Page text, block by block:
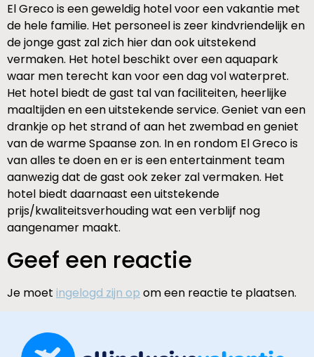
El Greco is een geweldig hotel voor een vakantie met
de hele familie. Het personeel is zeer kindvriendelijk en
de jonge gast zal zich hier dan ook uitstekend
vermaken. Het hotel beschikt over een aquapark
waar men terecht kan voor een dag vol waterpret.
Het hotel biedt de gast tal van faciliteiten, heerlijke
maaltijden en een uitstekende service. Geniet van een
drankje op het strand of aan het zwembad en geniet
van de warme Spaanse zon. In en rondom El Greco is
van alles te doen en er is een entertainment team
aanwezig dat de gast ook zeker zal vermaken. Het
hotel biedt daarnaast een uitstekende
prijs/kwaliteitsverhouding wat een verblijf nog
aangenamer maakt.
Geef een reactie
Je moet ingelogd zijn op om een reactie te plaatsen.